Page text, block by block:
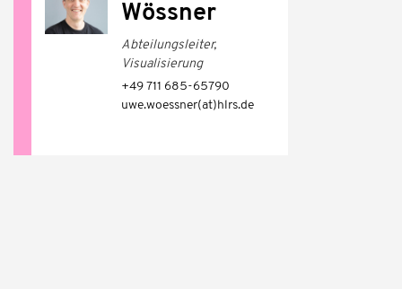
Wössner
Abteilungsleiter,
Visualisierung
+49 711 685-65790
uwe.woessner(at)hlrs.de